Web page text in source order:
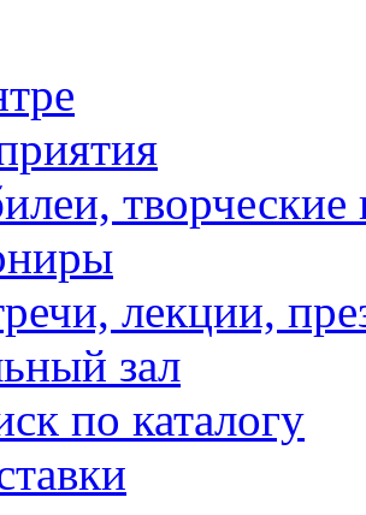
творческие
лекции,
зал
по каталогу